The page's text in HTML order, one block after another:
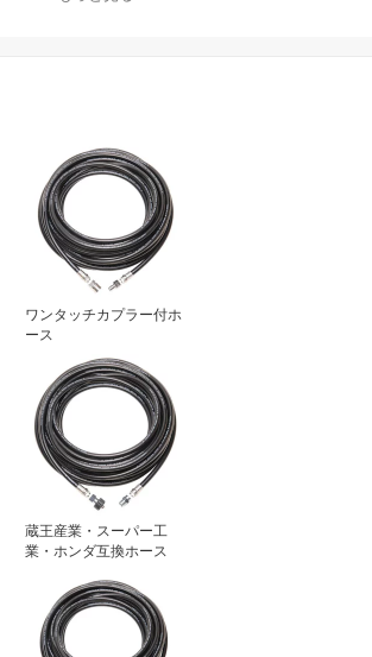
5M 20M
ワンタッチカプラー付ホ
ース
蔵王産業・スーパー工
業・ホンダ互換ホース